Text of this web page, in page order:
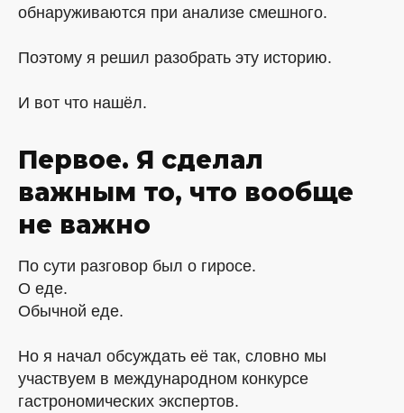
обнаруживаются при анализе смешного.
Поэтому я решил разобрать эту историю.
И вот что нашёл.
Первое. Я сделал
важным то, что вообще
не важно
По сути разговор был о гиросе.
О еде.
Обычной еде.
Но я начал обсуждать её так, словно мы
участвуем в международном конкурсе
гастрономических экспертов.